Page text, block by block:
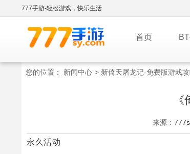
777手游-轻松游戏，快乐生活
首页
您的位置： 新闻中心 > 新倚天屠龙记-免费版游戏
来源：
永久活动